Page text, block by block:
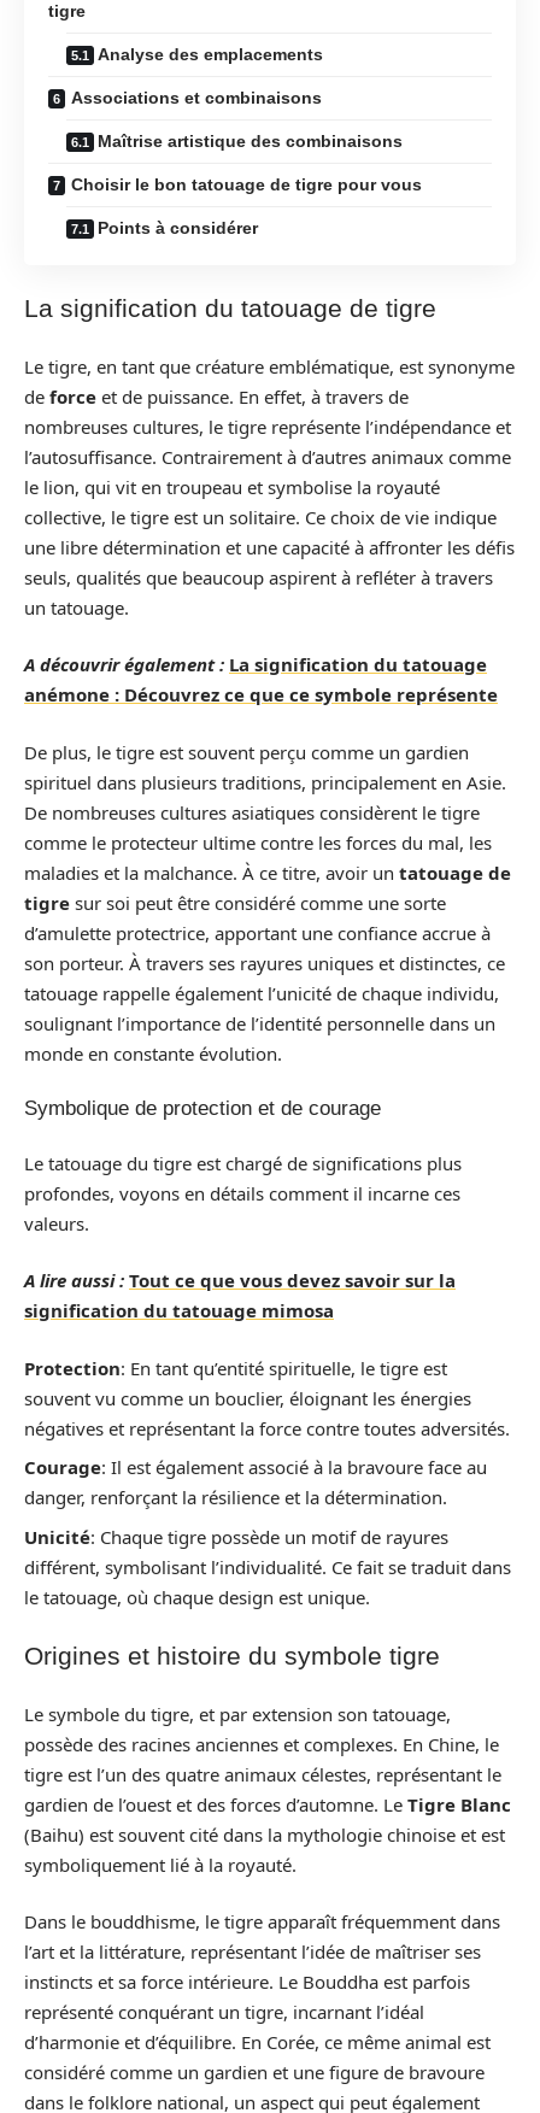
tigre
Analyse des emplacements
Associations et combinaisons
Maîtrise artistique des combinaisons
Choisir le bon tatouage de tigre pour vous
Points à considérer
La signification du tatouage de tigre
Le tigre, en tant que créature emblématique, est synonyme
de force et de puissance. En effet, à travers de
nombreuses cultures, le tigre représente l’indépendance et
l’autosuffisance. Contrairement à d’autres animaux comme
le lion, qui vit en troupeau et symbolise la royauté
collective, le tigre est un solitaire. Ce choix de vie indique
une libre détermination et une capacité à affronter les défis
seuls, qualités que beaucoup aspirent à refléter à travers
un tatouage.
A découvrir également : La signification du tatouage
anémone : Découvrez ce que ce symbole représente
De plus, le tigre est souvent perçu comme un gardien
spirituel dans plusieurs traditions, principalement en Asie.
De nombreuses cultures asiatiques considèrent le tigre
comme le protecteur ultime contre les forces du mal, les
maladies et la malchance. À ce titre, avoir un tatouage de
tigre sur soi peut être considéré comme une sorte
d’amulette protectrice, apportant une confiance accrue à
son porteur. À travers ses rayures uniques et distinctes, ce
tatouage rappelle également l’unicité de chaque individu,
soulignant l’importance de l’identité personnelle dans un
monde en constante évolution.
Symbolique de protection et de courage
Le tatouage du tigre est chargé de significations plus
profondes, voyons en détails comment il incarne ces
valeurs.
A lire aussi : Tout ce que vous devez savoir sur la
signification du tatouage mimosa
Protection: En tant qu’entité spirituelle, le tigre est
souvent vu comme un bouclier, éloignant les énergies
négatives et représentant la force contre toutes adversités.
Courage: Il est également associé à la bravoure face au
danger, renforçant la résilience et la détermination.
Unicité: Chaque tigre possède un motif de rayures
différent, symbolisant l’individualité. Ce fait se traduit dans
le tatouage, où chaque design est unique.
Origines et histoire du symbole tigre
Le symbole du tigre, et par extension son tatouage,
possède des racines anciennes et complexes. En Chine, le
tigre est l’un des quatre animaux célestes, représentant le
gardien de l’ouest et des forces d’automne. Le Tigre Blanc
(Baihu) est souvent cité dans la mythologie chinoise et est
symboliquement lié à la royauté.
Dans le bouddhisme, le tigre apparaît fréquemment dans
l’art et la littérature, représentant l’idée de maîtriser ses
instincts et sa force intérieure. Le Bouddha est parfois
représenté conquérant un tigre, incarnant l’idéal
d’harmonie et d’équilibre. En Corée, ce même animal est
considéré comme un gardien et une figure de bravoure
dans le folklore national, un aspect qui peut également